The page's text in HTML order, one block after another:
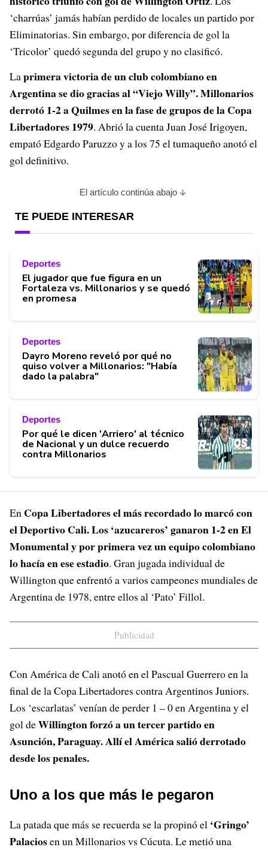
‘charrúas’ jamás habían perdido de locales un partido por
Eliminatorias. Sin embargo, por diferencia de gol la
‘Tricolor’ quedó segunda del grupo y no clasificó.
Laprimera victoria de un club colombiano en
Argentinase dio gracias al “Viejo Willy”. Millonarios
derrotó 1-2 a Quilmes en la fase de grupos de la Copa
Libertadores 1979. Abrió la cuenta Juan José Irigoyen,
empató Edgardo Paruzzo y a los 75 el tumaqueño anotó el
gol definitivo.
El artículo continúa abajo
TE PUEDE INTERESAR
Deportes
El jugador que fue figura en un
Fortaleza vs. Millonarios y se quedó
en promesa
Deportes
Dayro Moreno reveló por qué no
quiso volver a Millonarios: "Había
dado la palabra"
Deportes
Por qué le dicen 'Arriero' al técnico
de Nacional y un dulce recuerdo
contra Millonarios
En Copa Libertadores el más recordado lo marcó con
el Deportivo Cali. Los ‘azucareros’ ganaron 1-2 en El
Monumental y por primera vez un equipo colombiano
lo hacía en ese estadio. Gran jugada individual de
Willington que enfrentó a varios campeones mundiales de
Argentina de 1978, entre ellos al ‘Pato’ Fillol.
Publicidad
Con América de Cali anotó en el Pascual Guerrero en la
final de la Copa Libertadores contra Argentinos Juniors.
Los ‘escarlatas’ venían de perder 1 – 0 en Argentina y el
gol deWillington forzó a un tercer partido en
Asunción, Paraguay. Allí el América salió derrotado
desde los penales.
Uno a los que más le pegaron
La patada que más se recuerda se la propinó el ‘Gringo’
Palaciosen un Millonarios vs Cúcuta. Le metió una